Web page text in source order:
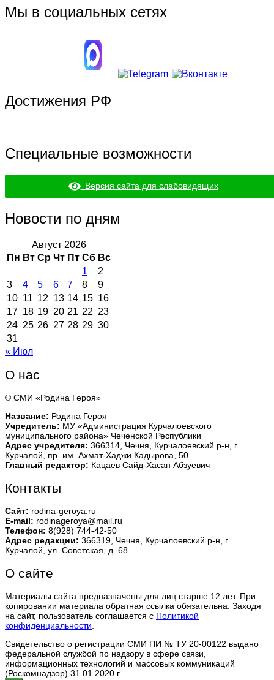
Мы в социальных сетях
Достижения РФ
Специальные возможности
Версия сайта для слабовидящих
Новости по дням
Август 2026
Пн Вт Ср Чт Пт Сб Вс
1
2
3
4 5 6 7 8
9
10 11 12 13 14 15 16
17 18 19 20 21 22 23
24 25 26 27 28 29 30
31
« Июл
О нас
© СМИ «Родина Героя»
Название: Родина Героя
Учредитель: МУ «Администрация Курчалоевского
муниципального района» Чеченской Республики
Адрес учредителя: 366314, Чечня, Курчалоевский р-н, г.
Курчалой, пр. им. Ахмат-Хаджи Кадырова, 50
Главный редактор: Кацаев Сайд-Хасан Абзуевич
Контакты
Сайт: rodina-geroya.ru
E-mail: rodinageroya@mail.ru
Телефон: 8(928) 744-42-50
Адрес редакции: 366319, Чечня, Курчалоевский р-н, г.
Курчалой, ул. Советская, д. 68
О сайте
Материалы сайта предназначены для лиц старше 12 лет. При
копировании материала обратная ссылка обязательна. Заходя
на сайт, пользователь соглашается с Политикой
конфиденциальности